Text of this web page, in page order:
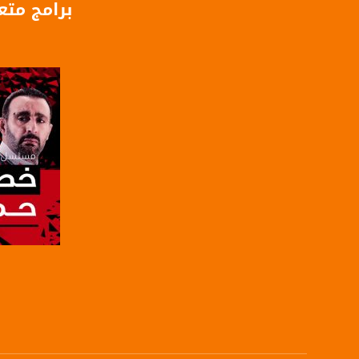
FEC: 5/6
للتواصل:
بريد الكتروني:
للتفاعل:
الموقع الالكتروني:
يوتيوب:
برامج